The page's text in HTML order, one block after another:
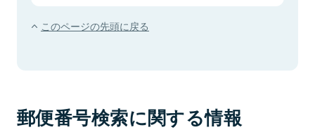
このページの先頭に戻る
郵便番号検索に関する情報